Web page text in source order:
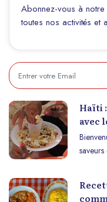
Abonnez-vous à
toutes nos activités et
Haïti
avec